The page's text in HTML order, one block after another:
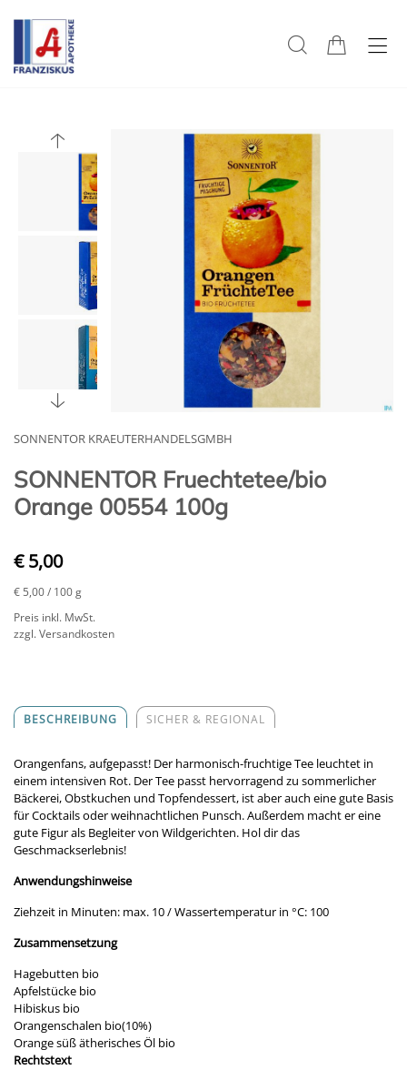
SONNENTOR KRAEUTERHANDELSGMBH
SONNENTOR Fruechtetee/bio
Orange 00554 100g
€ 5,00
€ 5,00/ 100 g
Preis inkl. MwSt.
zzgl. Versandkosten
BESCHREIBUNG SICHER & REGIONAL
Orangenfans, aufgepasst! Der harmonisch-fruchtige Tee leuchtet in
einem intensiven Rot. Der Tee passt hervorragend zu sommerlicher
Bäckerei, Obstkuchen und Topfendessert, ist aber auch eine gute Basis
für Cocktails oder weihnachtlichen Punsch. Außerdem macht er eine
gute Figur als Begleiter von Wildgerichten. Hol dir das
Geschmackserlebnis!
Anwendungshinweise
Ziehzeit in Minuten: max. 10 / Wassertemperatur in °C: 100
Zusammensetzung
Hagebutten bio
Apfelstücke bio
Hibiskus bio
Orangenschalen bio(10%)
Orange süß ätherisches Öl bio
Rechtstext